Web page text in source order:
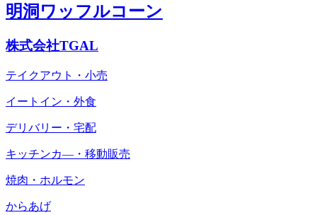
明洞ワッフルコーン
株式会社TGAL
テイクアウト・小売
イートイン・外食
デリバリー・宅配
キッチンカ―・移動販売
焼肉・ホルモン
からあげ